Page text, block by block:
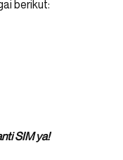
berikut:
SIM ya!